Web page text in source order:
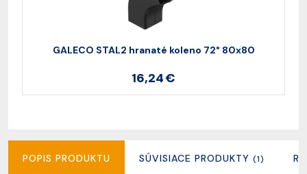
GALECO STAL2 hranaté koleno 72° 80x80
16,24 €
POPIS PRODUKTU SÚVISIACE PRODUKTY (1)